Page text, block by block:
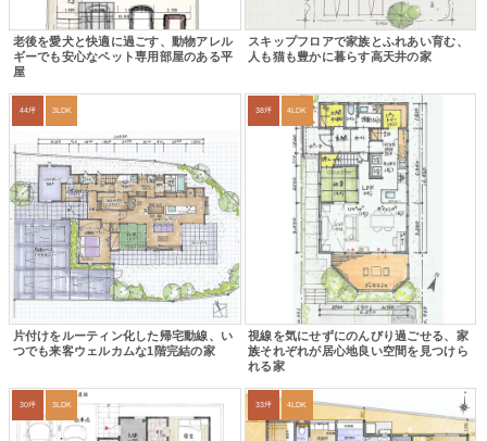
老後を愛犬と快適に過ごす、動物アレル
ギーでも安心なペット専用部屋のある平
屋
スキップフロアで家族とふれあい育む、
人も猫も豊かに暮らす高天井の家
44坪 3LDK
片付けをルーティン化した帰宅動線、い
つでも来客ウェルカムな1階完結の家
38坪 4LDK
視線を気にせずにのんびり過ごせる、家
族それぞれが居心地良い空間を見つけら
れる家
30坪 3LDK 33坪 4LDK